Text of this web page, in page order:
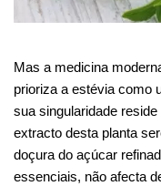
Mas a medicina
prioriza a estévia como
sua singularidade
extracto desta planta
doçura do açúcar
essenciais, não afecta